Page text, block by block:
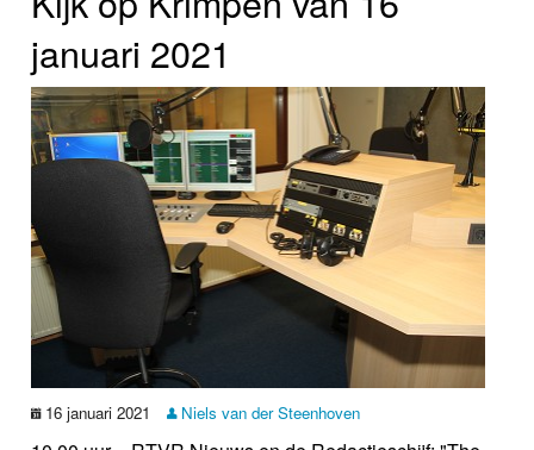
januari 2021
16 januari 2021 Niels van der Steenhoven